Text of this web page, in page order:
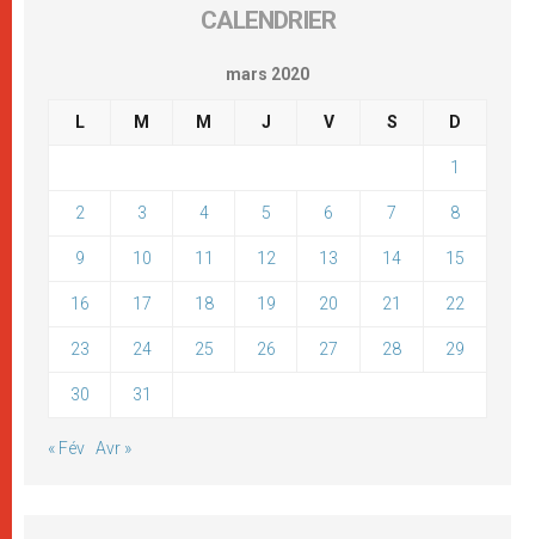
CALENDRIER
mars 2020
L M M J V S D
1
2 3 4 5 6 7 8
9 10 11 12 13 14 15
16 17 18 19 20 21 22
23 24 25 26 27 28 29
30 31
« Fév Avr »